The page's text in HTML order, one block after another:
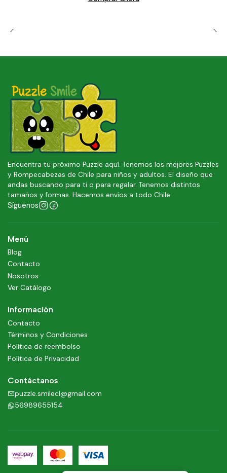
Encuentra tu próximo Puzzle aquí. Tenemos los mejores Puzzles
y Rompecabezas de Chile para niños y adultos. El diseño que
andas buscando para ti o para regalar. Tenemos distintos
tamaños y formas. Hacemos envíos a todo Chile.
Síguenos
Menú
Blog
Contacto
Nosotros
Ver Catálogo
Información
Contacto
Términos y Condiciones
Política de reembolso
Política de Privacidad
Contáctanos
puzzle.smilecl@gmail.com
56989655154